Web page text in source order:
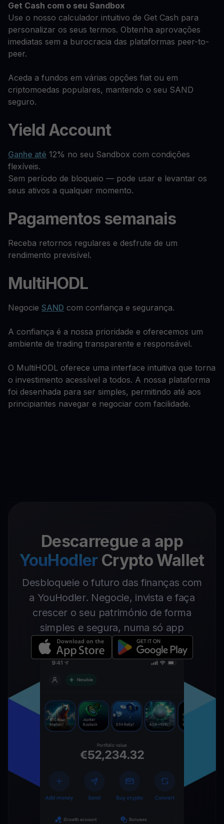
Get Cash com o seu Sandbox
Use o nosso calculador intuitivo de Get Cash para
personalizar os seus termos. Obtenha aprovações
imediatas sem a burocracia das plataformas peer-to-
peer.
Aceda a fundos em várias opções fiat ou em
criptomoedas populares, mantendo o seu SAND
seguro.
Yield Account
Ganhe até 12% no seu Sandbox com condições
flexíveis.
Sem período de bloqueio — pode usar e levantar os
seus ativos a qualquer momento.
Pagamentos semanais
Receba retornos regulares e desfrute de um
rendimento previsível.
MultiHODL
Negocie SAND com confiança e segurança.
A confiança é a nossa prioridade e oferecemos um
ambiente de trading transparente e responsável.
O MultiHODL oferece uma interface intuitiva que torna
o investimento acessível a todos. A nossa plataforma
foi desenhada para ser simples, permitindo até aos
principiantes navegar e negociar com facilidade.
Descarregue a app
YouHodler Crypto Wallet
Desbloqueie o futuro das finanças com
a YouHodler. Negocie, invista e faça
crescer o seu património de forma
simples e segura, numa só app